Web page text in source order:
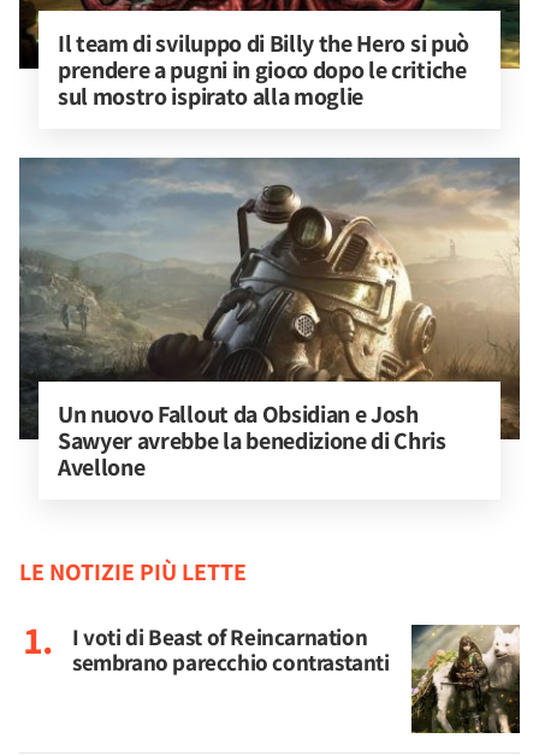
Il team di sviluppo di Billy the Hero si può
prendere a pugni in gioco dopo le critiche
sul mostro ispirato alla moglie
Un nuovo Fallout da Obsidian e Josh
Sawyer avrebbe la benedizione di Chris
Avellone
LE NOTIZIE PIÙ LETTE
I voti di Beast of Reincarnation
sembrano parecchio contrastanti